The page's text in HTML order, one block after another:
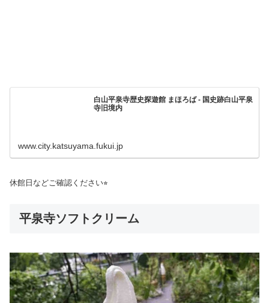
白山平泉寺歴史探遊館 まほろば - 国史跡白山平泉
寺旧境内
www.city.katsuyama.fukui.jp
休館日などご確認ください⭐︎
平泉寺ソフトクリーム